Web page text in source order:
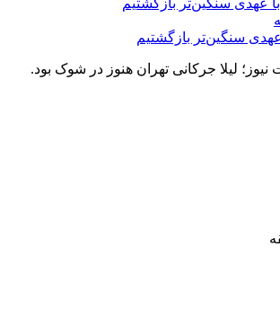
عهدی سنگین‌تر بازگشتیم
لیلا جرکانی تهران هنوز در شوک بود.